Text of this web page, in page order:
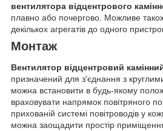
вентилятора відцентрового
плавно або почергово. Можливе
декількох агрегатів до одного
Монтаж
Вентилятор відцентровий
призначений для з'єднання з
можна встановити в будь-якому
враховувати напрямок повітряного
прихованій системі повітроводів у
можна заощадити простір